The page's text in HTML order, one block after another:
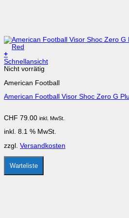
+
Schnellansicht
Nicht vorrätig
American Football
American Football Visor Shoc Zero G
CHF 79.00 inkl. MwSt.
inkl. 8.1 % MwSt.
zzgl. Versandkosten
Warteliste